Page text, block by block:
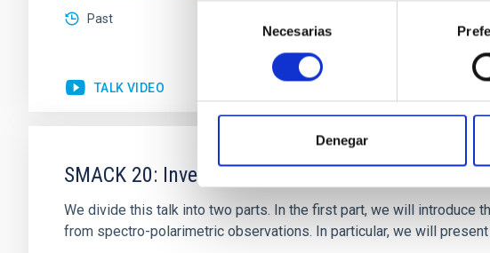
consentimiento
Necesarias
Denegar
Past
TALK VIDEO
SMACK 20: Inversion codes to solve the
We divide this talk into two parts. In the first part, we will introduce
from spectro-polarimetric observations. In particular, we will